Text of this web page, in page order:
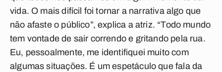
vida. O mais difícil foi tornar a narrativa algo que
não afaste o público”, explica a atriz. “Todo mundo
tem vontade de sair correndo e gritando pela rua.
Eu, pessoalmente, me identifiquei muito com
algumas situações. É um espetáculo que fala da